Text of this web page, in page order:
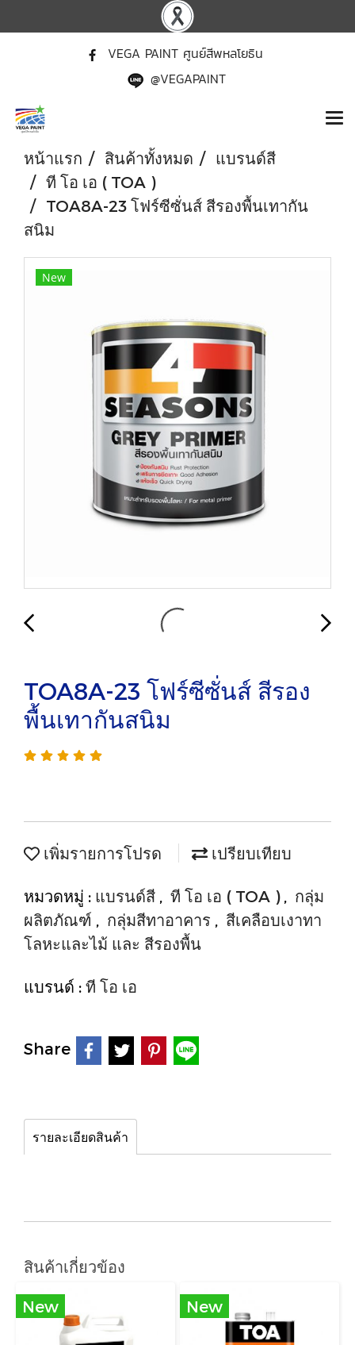
VEGA PAINT ศูนย์สีพหลโยธิน
@VEGAPAINT
หน้าแรก สินค้าทั้งหมด
แบรนด์สี
ที โอ เอ ( TOA )
TOA8A-23 โฟร์ซีซั่นส์ สีรองพื้นเทากัน
สนิม
New
TOA8A-23 โฟร์ซีซั่นส์ สีรอง
พื้นเทากันสนิม
เพิ่มรายการโปรด เปรียบเทียบ
หมวดหมู่ : แบรนด์สี , ที โอ เอ ( TOA ) , กลุ่ม
ผลิตภัณฑ์ , กลุ่มสีทาอาคาร , สีเคลือบเงาทา
โลหะและไม้ และ สีรองพื้น
แบรนด์ : ที โอ เอ
Share
รายละเอียดสินค้า
สินค้าเกี่ยวข้อง
New New